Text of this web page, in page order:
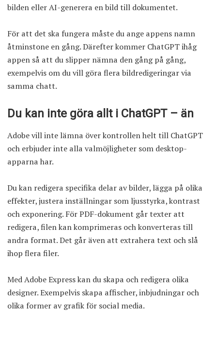
bilden eller AI-generera en bild till dokumentet.
För att det ska fungera måste du ange appens namn
åtminstone en gång. Därefter kommer ChatGPT ihåg
appen så att du slipper nämna den gång på gång,
exempelvis om du vill göra flera bildredigeringar via
samma chatt.
Du kan inte göra allt i ChatGPT – än
Adobe vill inte lämna över kontrollen helt till ChatGPT
och erbjuder inte alla valmöjligheter som desktop-
apparna har.
Du kan redigera specifika delar av bilder, lägga på olika
effekter, justera inställningar som ljusstyrka, kontrast
och exponering. För PDF-dokument går texter att
redigera, filen kan komprimeras och konverteras till
andra format. Det går även att extrahera text och slå
ihop flera filer.
Med Adobe Express kan du skapa och redigera olika
designer. Exempelvis skapa affischer, inbjudningar och
olika former av grafik för social media.